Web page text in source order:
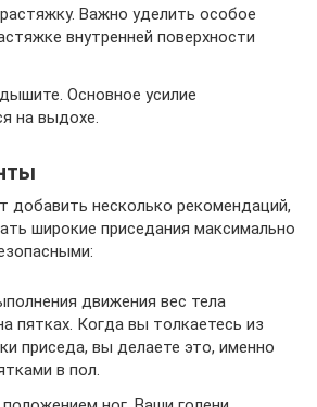
Важно уделить особое
внутренней поверхности
Основное усилие
на выдохе.
добавить несколько рекомендаций,
широкие приседания максимально
движения вес тела
пятках. Когда вы толкаетесь из
приседа, вы делаете это, именно
в пол.